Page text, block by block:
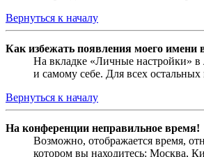
Вернуться к началу
Как избежать появления моего имени
На вкладке «Личные настройки»
и самому себе. Для всех
Вернуться к началу
На конференции неправильное время!
Возможно, отображается время,
котором вы находитесь: Москва,